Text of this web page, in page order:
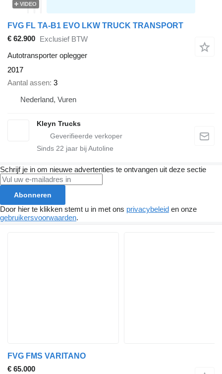
VIDEO
FVG FL TA-B1 EVO LKW TRUCK TRANSPORT
€ 62.900 Exclusief BTW
Autotransporter oplegger
2017
Aantal assen 3
Nederland, Vuren
Kleyn Trucks
Sinds 22 jaar bij Autoline
Schrijf je in om nieuwe advertenties te ontvangen uit deze sectie
Abonneren
Door hier te klikken stemt u in met ons privacybeleid en onze
gebruikersvoorwaarden.
FVG FMS VARITANO
€ 65.000